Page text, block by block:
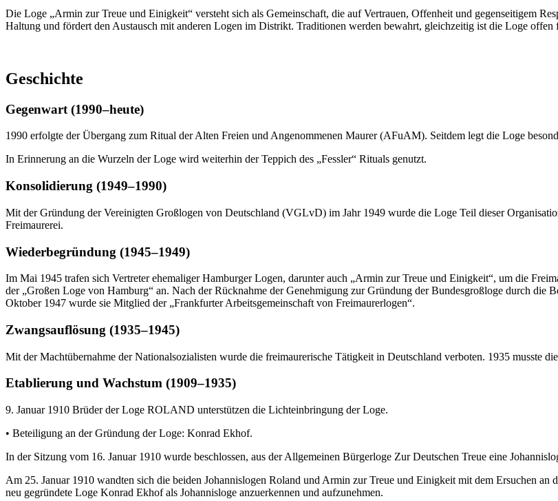
Die Loge „Armin zur Treue und Einigkeit“ versteht sich als Gemeinschaft, die auf Vertrauen, Offenheit und gegenseitigem
Haltung und fördert den Austausch mit anderen Logen im Distrikt. Traditionen werden bewahrt, gleichzeitig ist die Loge
Geschichte
Gegenwart (1990–heute)
1990 erfolgte der Übergang zum Ritual der Alten Freien und Angenommenen Maurer (AFuAM). Seitdem legt die Loge
In Erinnerung an die Wurzeln der Loge wird weiterhin der Teppich des „Fessler“ Rituals genutzt.
Konsolidierung (1949–1990)
Mit der Gründung der Vereinigten Großlogen von Deutschland (VGLvD) im Jahr 1949 wurde die Loge Teil dieser
Freimaurerei.
Wiederbegründung (1945–1949)
Im Mai 1945 trafen sich Vertreter ehemaliger Hamburger Logen, darunter auch „Armin zur Treue und Einigkeit“, um die
der „Großen Loge von Hamburg“ an. Nach der Rücknahme der Genehmigung zur Gründung der Bundesgroßloge durch die
Oktober 1947 wurde sie Mitglied der „Frankfurter Arbeitsgemeinschaft von Freimaurerlogen“.
Zwangsauflösung (1935–1945)
Mit der Machtübernahme der Nationalsozialisten wurde die freimaurerische Tätigkeit in Deutschland verboten. 1935 musste
Etablierung und Wachstum (1909–1935)
9. Januar 1910 Brüder der Loge ROLAND unterstützen die Lichteinbringung der Loge.
• Beteiligung an der Gründung der Loge: Konrad Ekhof.
In der Sitzung vom 16. Januar 1910 wurde beschlossen, aus der Allgemeinen Bürgerloge Zur Deutschen Treue eine
Am 25. Januar 1910 wandten sich die beiden Johannislogen Roland und Armin zur Treue und Einigkeit mit dem Ersuchen
neu gegründete Loge Konrad Ekhof als Johannisloge anzuerkennen und aufzunehmen.